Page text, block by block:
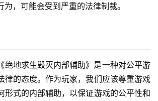
为，可能会受到严重的法律制裁。
绝地求生毁灭内部辅助》是一种对公平游
律的态度。作为玩家，我们应该尊重游戏
形式的内部辅助，以保证游戏的公平性和